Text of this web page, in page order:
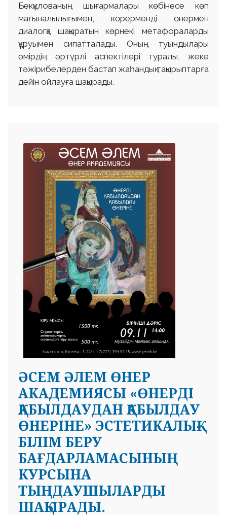
Бекқұлованың шығармалары көбінесе көп
мағыналылығымен, көрерменді өнермен
диалогқа шақыратын көрнекі метафораларды
құруымен сипатталады. Оның туындылары
өмірдің әртүрлі аспектілері туралы, жеке
тәжірибелерден бастап жаһандық тақырыптарға
дейін ойлауға шақырады.
ӘСЕМ ӘЛЕМ ӨНЕР
АКАДЕМИЯСЫ «ӨНЕРДІ
ҚАБЫЛДАУДАН ҚАБЫЛДАУ
ӨНЕРІНЕ» ЭСТЕТИКАЛЫҚ-
БІЛІМ БЕРУ
БАҒДАРЛАМАСЫНЫҢ
КУРСЫНА
ТЫҢДАУШЫЛАРДЫ
ШАҚЫРАДЫ.